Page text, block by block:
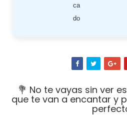
💐 No te vayas sin ver
que te van a encantar y